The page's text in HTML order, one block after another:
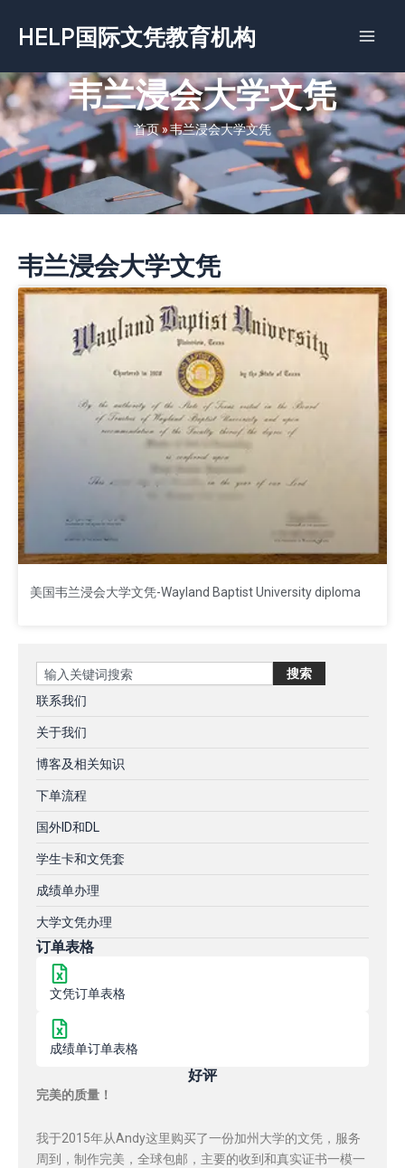
容
HELP国际文凭教育机构
韦兰浸会大学文凭
首页»韦兰浸会大学文凭
韦兰浸会大学文凭
美国韦兰浸会大学文凭-Wayland Baptist University diploma
Search 搜索
联系我们
关于我们
博客及相关知识
下单流程
国外ID和DL
学生卡和文凭套
成绩单办理
大学文凭办理
订单表格
文凭订单表格
成绩单订单表格
好评
完美的质量！
我于2015年从Andy这里购买了一份加州大学的文凭，服务
周到，制作完美，全球包邮，主要的收到和真实证书一模一